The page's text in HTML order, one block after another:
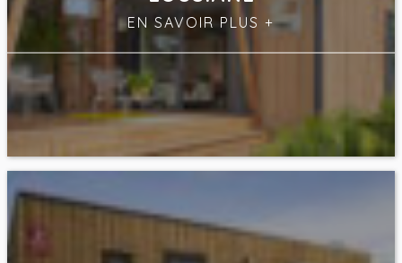
EN SAVOIR PLUS +